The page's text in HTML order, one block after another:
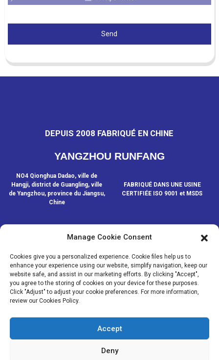
Send
DEPUIS 2008 FABRIQUÉ EN CHINE
YANGZHOU RUNFANG
NO4 Qionghua Dadao, ville de
Hangji, district de Guangling, ville
de Yangzhou, province du Jiangsu,
Chine
FABRIQUÉ DANS UNE USINE
CERTIFIÉE ISO 9001 et MSDS
CONTACTEZ-NOUS
© COPYRIGHT - 2020-2024 : TOUS DROITS RÉSERVÉS.- Plan du
site- SitemapTrans - Recherche principale
MÉDIAS
NOUVELLES
À PROPOS DE NOUS
Manage Cookie Consent
Cookies give you a personalized experience. Cookie files help us to
enhance your experience using our website, simplify navigation, keep our
website safe, and assist in our marketing efforts. By clicking "Accept",
you agree to the storing of cookies on your device for these purposes.
Click "Adjust" to adjust your cookie preferences. For more information,
review our Cookies Policy.
Accept
Deny